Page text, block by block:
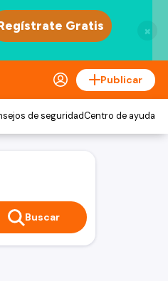
×
Publicar
de seguridadCentro de ayuda
Buscar